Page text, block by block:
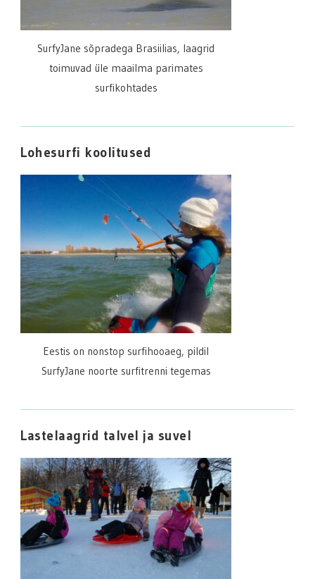
SurfyJane sõpradega Brasiilias, laagrid
toimuvad üle maailma parimates
surfikohtades
Lohesurfi koolitused
Eestis on nonstop surfihooaeg, pildil
SurfyJane noorte surfitrenni tegemas
Lastelaagrid talvel ja suvel